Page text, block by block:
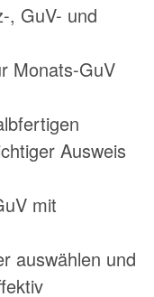
, GuV- und
Monats-GuV
Ausweis
mit
auswählen und